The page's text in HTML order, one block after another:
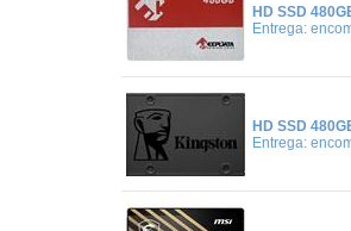
HD SSD
Entrega:
HD SSD
Entrega: